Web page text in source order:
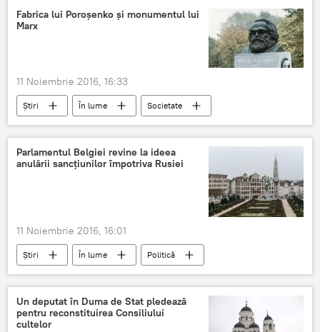
Apel
9 ani
Corupție
Pușcărie
Fabrica lui Poroșenko și monumentul lui
Marx
11 Noiembrie 2016, 16:33
Știri În lume
Societate
Ucraina
Petro poroșenko
demontare
Parlamentul Belgiei revine la ideea
anulării sancțiunilor împotriva Rusiei
11 Noiembrie 2016, 16:01
Știri În lume
Politică
Belgia
examinare
proiect de rezoluție
anularea sancțiunilor economice
Un deputat în Duma de Stat pledează
pentru reconstituirea Consiliului
cultelor